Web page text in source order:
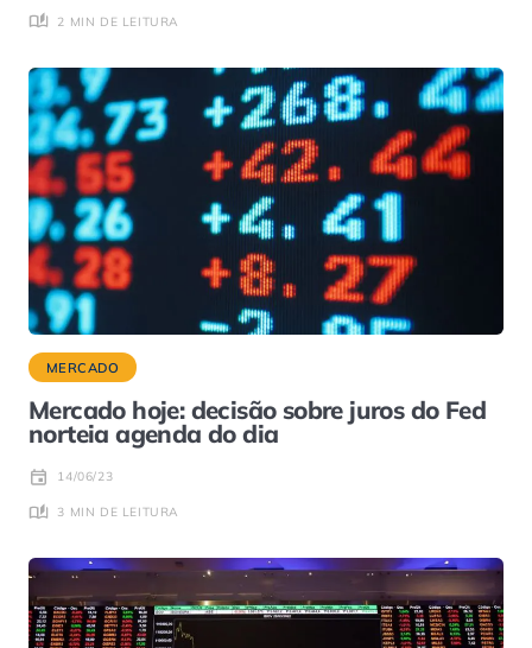
2 MIN DE LEITURA
MERCADO
Mercado hoje: decisão sobre juros do Fed
norteia agenda do dia
14/06/23
3 MIN DE LEITURA